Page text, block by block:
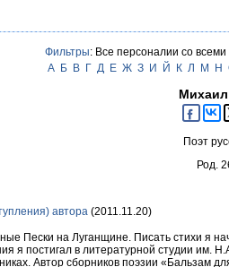
Фильтры: Все персоналии со всеми
А
Б В Г Д Е Ж З И Й К Л М Н
Поэт
Род.
автора (2011.11.20)
Пески на Луганщине. Писать стихи я
я постигал в литературной студии им.
Автор сборников поэзии «Бальзам